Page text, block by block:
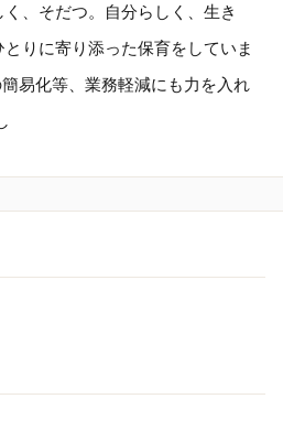
、そだつ。自分らしく、生き
りに寄り添った保育をしていま
易化等、業務軽減にも力を入れ